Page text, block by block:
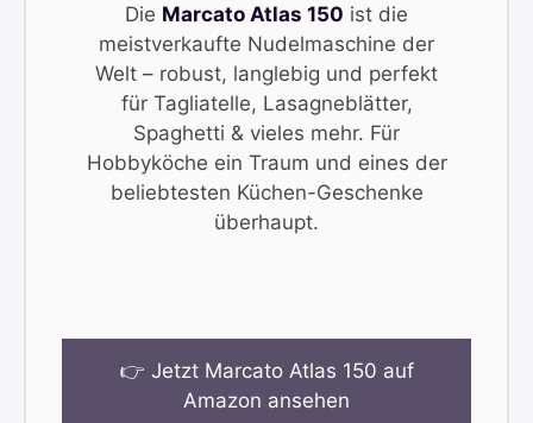
Die Marcato Atlas 150 ist die
meistverkaufte Nudelmaschine der
Welt – robust, langlebig und perfekt
für Tagliatelle, Lasagneblätter,
Spaghetti & vieles mehr. Für
Hobbyköche ein Traum und eines der
beliebtesten Küchen-Geschenke
überhaupt.
👉 Jetzt Marcato Atlas 150 auf
Amazon ansehen